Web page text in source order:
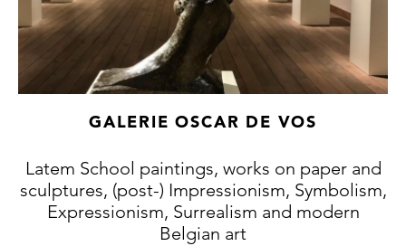
GALERIE OSCAR DE VOS
Latem School paintings, works on paper and
sculptures, (post-) Impressionism, Symbolism,
Expressionism, Surrealism and modern
Belgian art